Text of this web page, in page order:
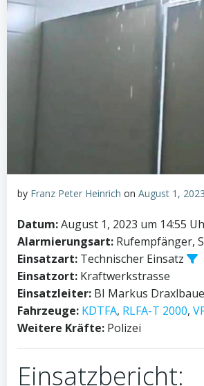
by Franz Peter Heinrich on August 1, 2023
Datum:August 1, 2023 um 14:55
Alarmierungsart: Rufempfänger,
Einsatzart: Technischer Einsatz
Einsatzort: Kraftwerkstrasse
Einsatzleiter: BI Markus
Fahrzeuge: KDTFA, RLFA-T 2000,
Weitere Kräfte: Polizei
Einsatzbericht: